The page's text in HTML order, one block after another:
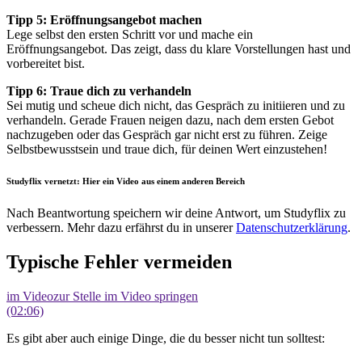
Tipp 5: Eröffnungsangebot machen
Lege selbst den ersten Schritt vor und mache ein
Eröffnungsangebot. Das zeigt, dass du klare Vorstellungen hast und
vorbereitet bist.
Tipp 6: Traue dich zu verhandeln
Sei mutig und scheue dich nicht, das Gespräch zu initiieren und zu
verhandeln. Gerade Frauen neigen dazu, nach dem ersten Gebot
nachzugeben oder das Gespräch gar nicht erst zu führen. Zeige
Selbstbewusstsein und traue dich, für deinen Wert einzustehen!
Studyflix vernetzt: Hier ein Video aus einem anderen Bereich
Nach Beantwortung speichern wir deine Antwort, um Studyflix zu
verbessern. Mehr dazu erfährst du in unsererDatenschutzerklärung.
Typische Fehler vermeiden
im Videozur Stelle im Video springen
(02:06)
Es gibt aber auch einige Dinge, die du besser nicht tun solltest: